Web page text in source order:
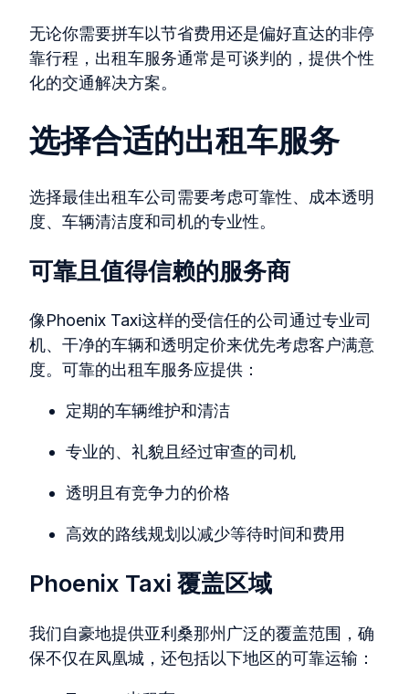
无论你需要拼车以节省费用还是偏好直达的非停
靠行程，出租车服务通常是可谈判的，提供个性
化的交通解决方案。
选择合适的出租车服务
选择最佳出租车公司需要考虑可靠性、成本透明
度、车辆清洁度和司机的专业性。
可靠且值得信赖的服务商
像Phoenix Taxi这样的受信任的公司通过专业司
机、干净的车辆和透明定价来优先考虑客户满意
度。可靠的出租车服务应提供：
定期的车辆维护和清洁
专业的、礼貌且经过审查的司机
透明且有竞争力的价格
高效的路线规划以减少等待时间和费用
Phoenix Taxi 覆盖区域
我们自豪地提供亚利桑那州广泛的覆盖范围，确
保不仅在凤凰城，还包括以下地区的可靠运输：